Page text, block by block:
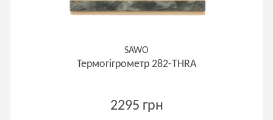
SAWO
Термогігрометр 282-THRA
2295 грн